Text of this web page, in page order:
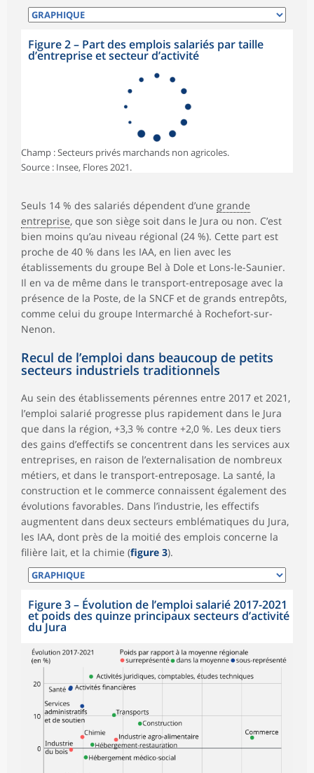
Figure 2– Part des emplois salariés par taille
d’entreprise et secteur d’activité
Champ : Secteurs privés marchands non agricoles.
Source : Insee, Flores 2021.
Seuls 14 % des salariés dépendent d’une grande
entreprise, que son siège soit dans le Jura ou non. C’est
bien moins qu’au niveau régional (24 %). Cette part est
proche de 40 % dans les IAA, en lien avec les
établissements du groupe Bel à Dole et Lons-le-Saunier.
Il en va de même dans le transport-entreposage avec la
présence de la Poste, de la SNCF et de grands entrepôts,
comme celui du groupe Intermarché à Rochefort-sur-
Nenon.
Recul de l’emploi dans beaucoup de petits
secteurs industriels traditionnels
Au sein des établissements pérennes entre 2017 et 2021,
l’emploi salarié progresse plus rapidement dans le Jura
que dans la région, +3,3 % contre +2,0 %. Les deux tiers
des gains d’effectifs se concentrent dans les services aux
entreprises, en raison de l’externalisation de nombreux
métiers, et dans le transport-entreposage. La santé, la
construction et le commerce connaissent également des
évolutions favorables. Dans l’industrie, les effectifs
augmentent dans deux secteurs emblématiques du Jura,
les IAA, dont près de la moitié des emplois concerne la
filière lait, et la chimie (figure 3).
Figure 3– Évolution de l’emploi salarié 2017-2021
et poids des quinze principaux secteurs d’activité
du Jura